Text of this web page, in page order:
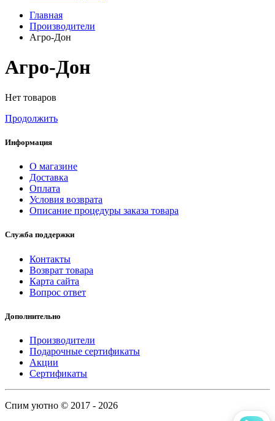
Главная
Производители
Агро-Дон
Агро-Дон
Нет товаров
Продолжить
Информация
О магазине
Доставка
Оплата
Условия возврата
Описание процедуры заказа товара
Служба поддержки
Контакты
Возврат товара
Карта сайта
Вопрос ответ
Дополнительно
Производители
Подарочные сертификаты
Акции
Сертификаты
Спим уютно © 2017 - 2026